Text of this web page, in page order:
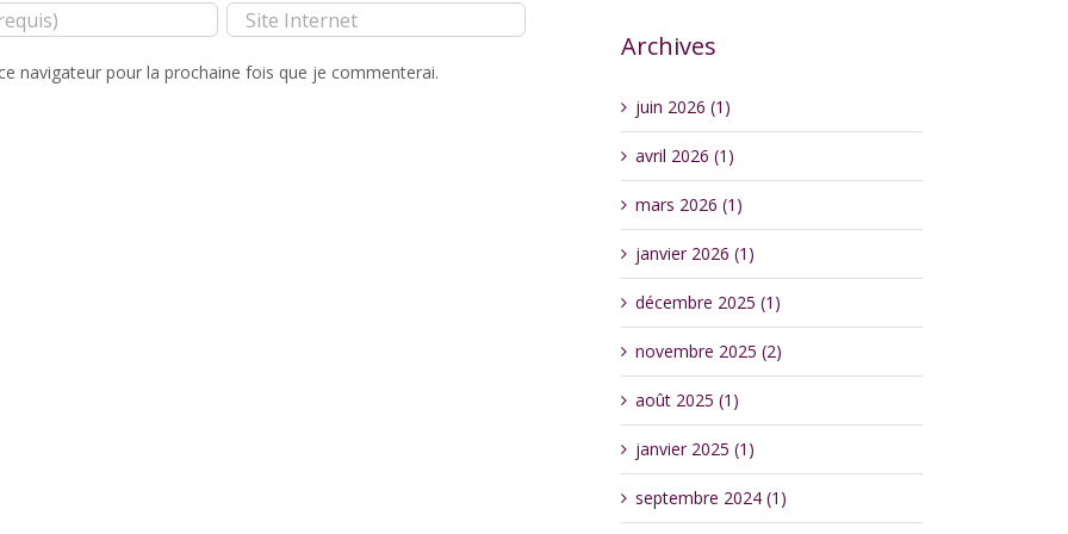
navigateur pour la prochaine fois que je commenterai.
Archives
juin 2026 (1)
avril 2026 (1)
mars 2026 (1)
janvier 2026 (1)
décembre 2025 (1)
novembre 2025 (2)
août 2025 (1)
janvier 2025 (1)
septembre 2024 (1)